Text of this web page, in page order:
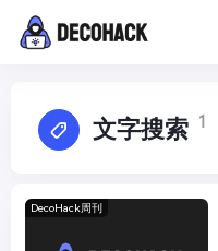
文字搜索 1
DecoHack周刊